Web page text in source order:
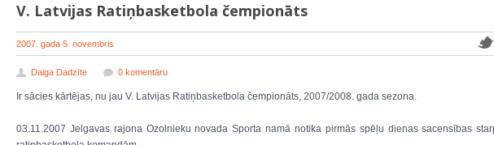
V. Latvijas Ratiņbasketbola čempionāts
2007. gada 5. novembris
Daiga Dadzīte 0 komentāru
Ir sācies kārtējas, nu jau V. Latvijas Ratiņbasketbola čempionāts, 2007/2008. gada sezona.
03.11.2007 Jelgavas rajona Ozolnieku novada Sporta namā notika pirmās spēļu dienas sacensības